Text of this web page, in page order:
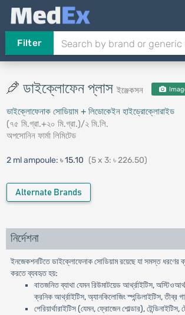
Filter
ডাইক্লোফেন প্লাস ইঞ্জেকসন
ডাইক্লোফেনাক সোডিয়াম + লিডোকেইন হাইড্রোক্লোরাইড
(৭৫ মি.গ্রা.+২০ মি.গ্রা.)/২ মি.লি.
অপসোনিন ফার্মা লিমিটেড
2 ml ampoule: ৳ 15.10 (5 x 3: ৳ 226.50)
Alternate Brands
নির্দেশনা
ইনজেকশনটিতে ডাইক্লোফেনাক সোডিয়াম রয়েছে যা সমস্ত ধরণের
করতে ব্যবহৃত হয়:
বাতজনিত ব্যাথা যেমন রিউমাটয়েড আর্থ্রাইটিস,
ক্রনিক আর্থ্রাইটিস, অ্যানকিলোজিং স্পন্ডিলাইটিস, তীব্র
পেরিয়ার্থারাইটিস (যেমন, ফ্রোজেন শোল্ডার),